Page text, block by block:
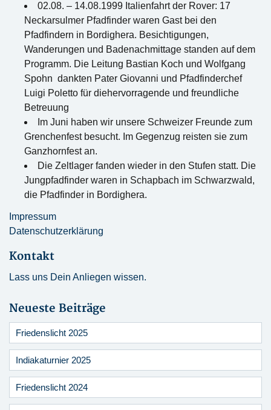
02.08. – 14.08.1999 Italienfahrt der Rover: 17
Neckarsulmer Pfadfinder waren Gast bei den
Pfadfindern in Bordighera. Besichtigungen,
Wanderungen und Badenachmittage standen auf dem
Programm. Die Leitung Bastian Koch und Wolfgang
Spohn dankten Pater Giovanni und Pfadfinderchef
Luigi Poletto für diehervorragende und freundliche
Betreuung
Im Juni haben wir unsere Schweizer Freunde zum
Grenchenfest besucht. Im Gegenzug reisten sie zum
Ganzhornfest an.
Die Zeltlager fanden wieder in den Stufen statt. Die
Jungpfadfinder waren in Schapbach im Schwarzwald,
die Pfadfinder in Bordighera.
Impressum
Datenschutzerklärung
Kontakt
Lass uns Dein Anliegen wissen.
Neueste Beiträge
Friedenslicht 2025
Indiakaturnier 2025
Friedenslicht 2024